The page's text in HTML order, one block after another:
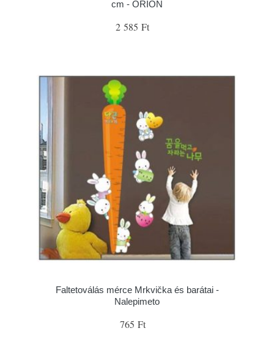
cm - ORION
2 585 Ft
Faltetoválás mérce Mrkvička és barátai -
Nalepimeto
765 Ft